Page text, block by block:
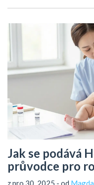
Jak se podává
průvodce pro
z pro 30, 2025 - od